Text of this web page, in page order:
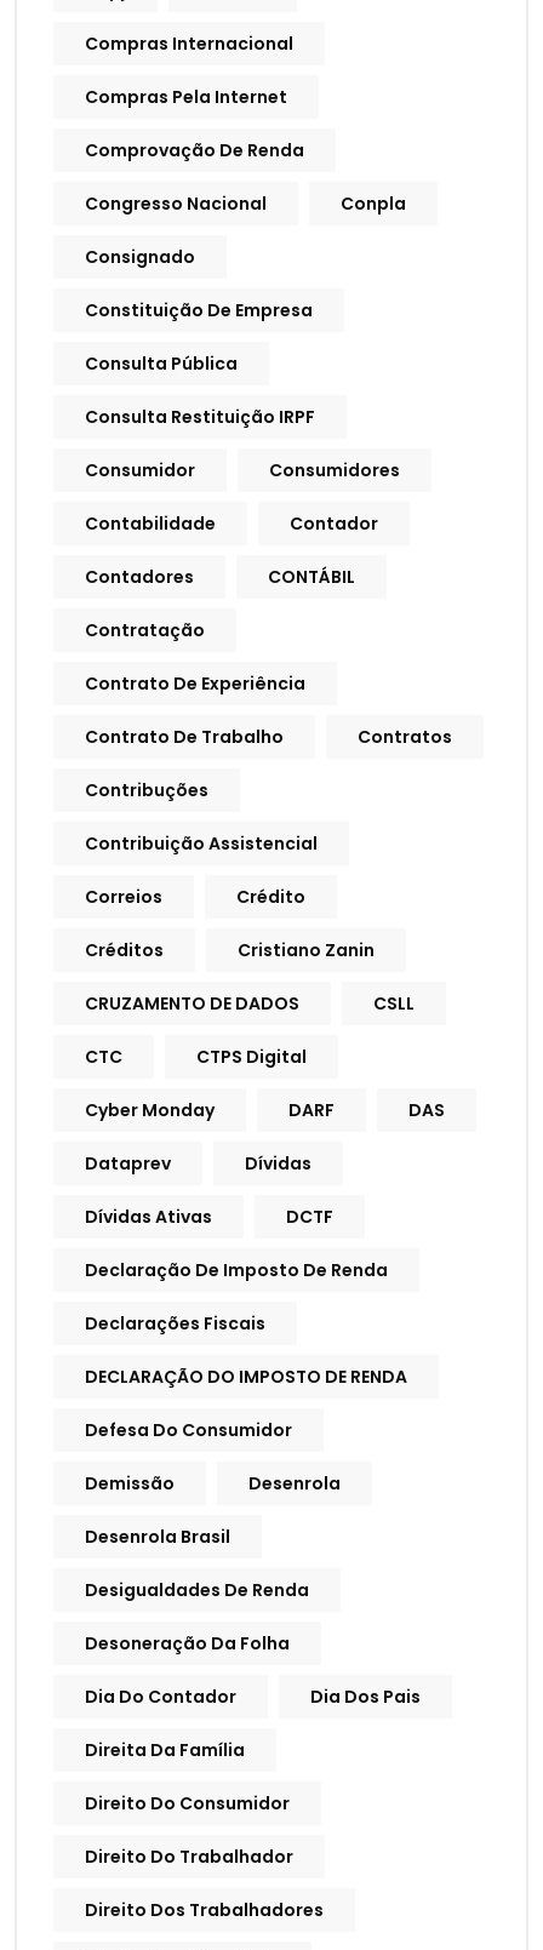
Compras Internacional
Compras Pela Internet
Comprovação De Renda
Congresso Nacional Conpla
Consignado
Constituição De Empresa
Consulta Pública
Consulta Restituição IRPF
Consumidor Consumidores
Contabilidade Contador
Contadores CONTÁBIL
Contratação
Contrato De Experiência
Contrato De Trabalho Contratos
Contribuções
Contribuição Assistencial
Correios Crédito
Créditos Cristiano Zanin
CRUZAMENTO DE DADOS CSLL
CTC CTPS Digital
Cyber Monday DARF DAS
Dataprev Dívidas
Dívidas Ativas DCTF
Declaração De Imposto De Renda
Declarações Fiscais
DECLARAÇÃO DO IMPOSTO DE RENDA
Defesa Do Consumidor
Demissão Desenrola
Desenrola Brasil
Desigualdades De Renda
Desoneração Da Folha
Dia Do Contador Dia Dos Pais
Direita Da Família
Direito Do Consumidor
Direito Do Trabalhador
Direito Dos Trabalhadores